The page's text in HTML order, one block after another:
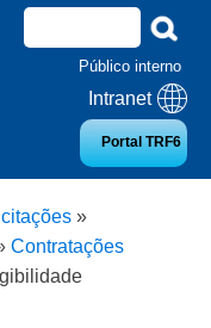
Público interno
Intranet
Portal TRF6
»
Contratações